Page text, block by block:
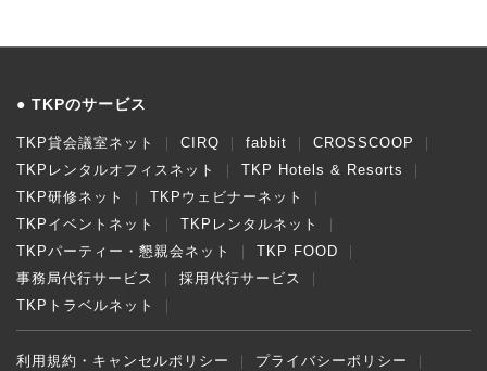
TKPのサービス
TKP貸会議室ネット CIRQ fabbit
CROSSCOOP
TKPレンタルオフィスネット
TKP Hotels & Resorts
TKP研修ネット
TKPウェビナーネット
TKPイベントネット
TKPレンタルネット
TKPパーティー・懇親会ネット
TKP FOOD
事務局代行サービス
採用代行サービス
TKPトラベルネット
利用規約・キャンセルポリシー プライバシーポリシー